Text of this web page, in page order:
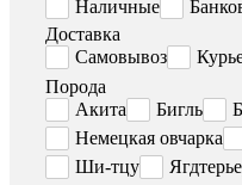
Наличные
Доставка
Самовывоз
Порода
Акита
Бигль
Немецкая овчарка
Ши-тцу